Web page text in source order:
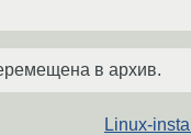
в архив.
Linux-install